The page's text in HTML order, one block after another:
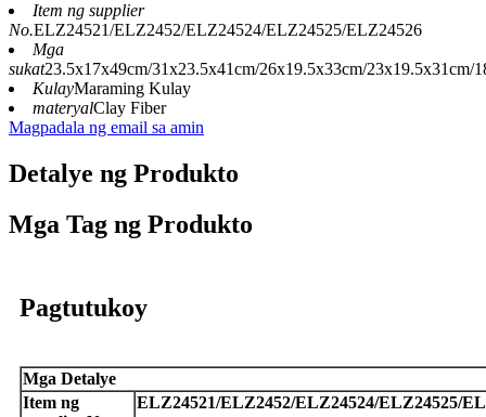
Item ng supplier
No.ELZ24521/ELZ2452/ELZ24524/ELZ24525/ELZ24526
Mga
sukat23.5x17x49cm/31x23.5x41cm/26x19.5x33cm/23x19.5x31cm/
KulayMaraming Kulay
materyalClay Fiber
Magpadala ng email sa amin
Detalye ng Produkto
Mga Tag ng Produkto
Pagtutukoy
Mga Detalye
Item ng
ELZ24521/ELZ2452/ELZ24524/ELZ24525/